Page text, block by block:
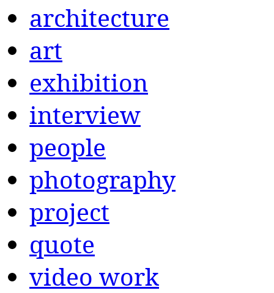
architecture
art
exhibition
interview
people
photography
project
quote
video work